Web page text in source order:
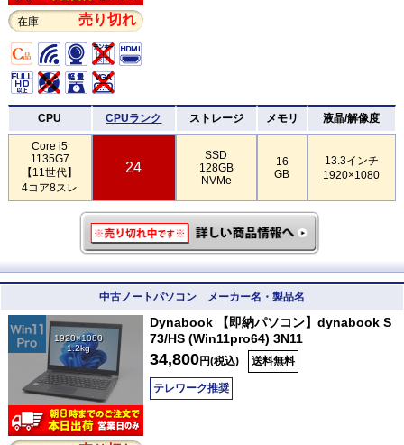
在庫 売り切れ
CPU CPUランク ストレージ メモリ 液晶/解像度
Core i5
1135G7
【11世代】
4コア8スレ
24
SSD
128GB
NVMe
16
GB
13.3インチ
1920×1080
中古ノートパソコン メーカー名・製品名
1920×1080
1.2kg
Dynabook 【即納パソコン】dynabook S
73/HS (Win11pro64) 3N11
34,800円(税込) 送料無料
テレワーク推奨